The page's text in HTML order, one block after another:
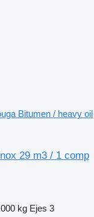
Bitumen / heavy oil
29 m3 / 1 comp
kg Ejes 3